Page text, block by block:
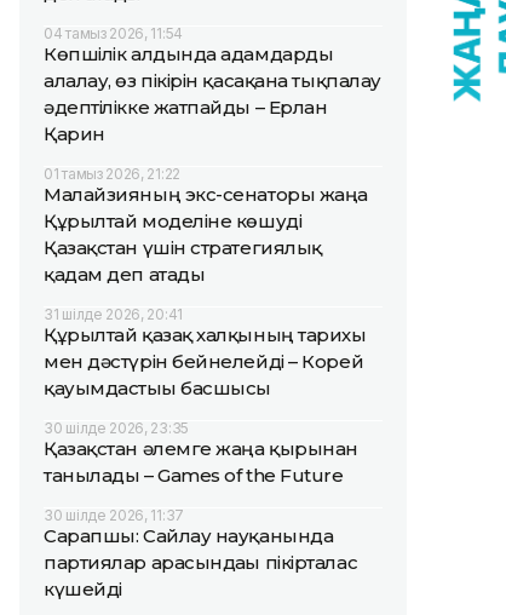
04 тамыз 2026, 11:54
Көпшілік алдында адамдарды
алалау, өз пікірін қасақана тықпалау
әдептілікке жатпайды – Ерлан
Қарин
01 тамыз 2026, 21:22
Малайзияның экс-сенаторы жаңа
Құрылтай моделіне көшуді
Қазақстан үшін стратегиялық
қадам деп атады
31 шілде 2026, 20:41
Құрылтай қазақ халқының тарихы
мен дәстүрін бейнелейді – Корей
қауымдастығы басшысы
30 шілде 2026, 23:35
Қазақстан әлемге жаңа қырынан
танылады – Games of the Future
30 шілде 2026, 11:37
Сарапшы: Сайлау науқанында
партиялар арасындағы пікірталас
күшейді